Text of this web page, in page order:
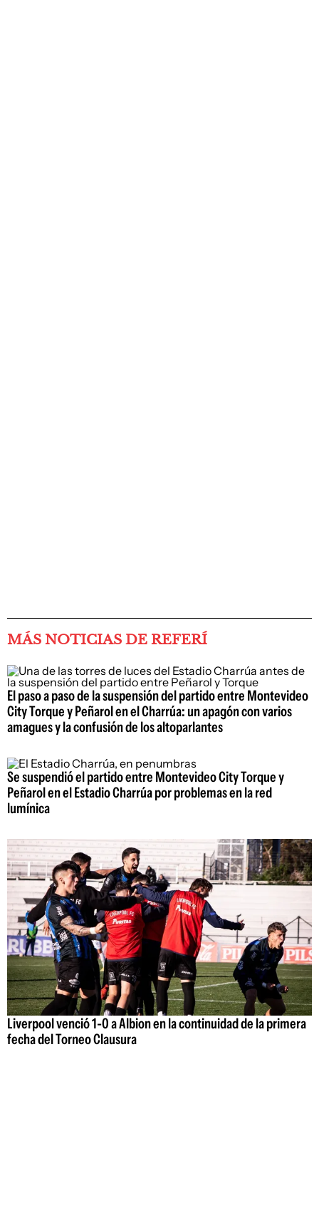
MÁS NOTICIAS DE REFERÍ
El paso a paso de la suspensión del partido entre Montevideo
City Torque y Peñarol en el Charrúa: un apagón con varios
amagues y la confusión de los altoparlantes
Se suspendió el partido entre Montevideo City Torque y
Peñarol en el Estadio Charrúa por problemas en la red
lumínica
Liverpool venció 1-0 a Albion en la continuidad de la primera
fecha del Torneo Clausura